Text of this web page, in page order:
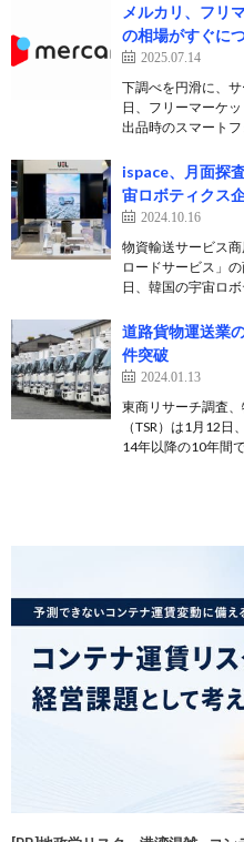
メルカリ、フリ
の相場がすぐに
2025.07.14
下調べを円滑に、
日、フリーマーケ
出品時のスマート
ispace、月面探
宙ロボティクス
2024.10.16
物資輸送サービス
ロードサービス」
日、韓国の宇宙ロ
道路貨物運送業
件突破
2024.01.13
東商リサーチ調査
（TSR）は1月12
14年以降の10年間